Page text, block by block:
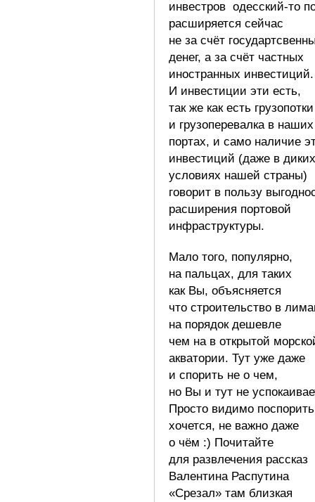
инвестров одесский-то
расширяется сейчас
не за счёт
денег, а за счёт частных
иностранных инвестиций.
И инвестиции эти есть,
так же как есть грузопотки
и грузоперевалка в наших
портах, и само наличие
инвестиций (даже в диких
условиях нашей страны)
говорит в пользу
расширения портовой
инфраструктуры.
Мало того, популярно,
на пальцах, для таких
как Вы, объясняется
что строительство в
на порядок дешевле
чем на в открытой
акватории. Тут уже даже
и спорить не о чем,
но Вы и тут не
Просто видимо поспорить
хочется, не важно даже
о чём :) Почитайте
для развлечения рассказ
Валентина Распутина
«Срезал» там близкая